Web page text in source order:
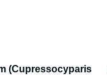
(Cupressocyparis